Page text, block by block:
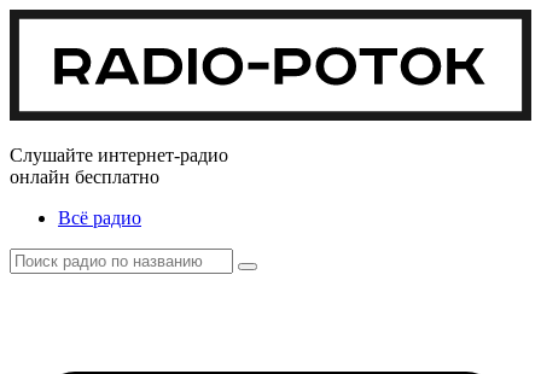
Слушайте интернет-радио
онлайн бесплатно
Всё радио